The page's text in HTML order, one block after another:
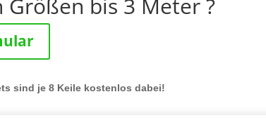
Größen bis 3 Meter ?
sind je 8 Keile kostenlos dabei!